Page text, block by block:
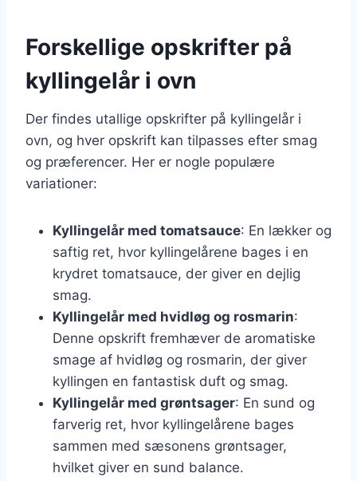
Forskellige opskrifter på
kyllingelår i ovn
Der findes utallige opskrifter på kyllingelår i
ovn, og hver opskrift kan tilpasses efter smag
og præferencer. Her er nogle populære
variationer:
Kyllingelår med tomatsauce: En lækker og
saftig ret, hvor kyllingelårene bages i en
krydret tomatsauce, der giver en dejlig
smag.
Kyllingelår med hvidløg og rosmarin:
Denne opskrift fremhæver de aromatiske
smage af hvidløg og rosmarin, der giver
kyllingen en fantastisk duft og smag.
Kyllingelår med grøntsager: En sund og
farverig ret, hvor kyllingelårene bages
sammen med sæsonens grøntsager,
hvilket giver en sund balance.